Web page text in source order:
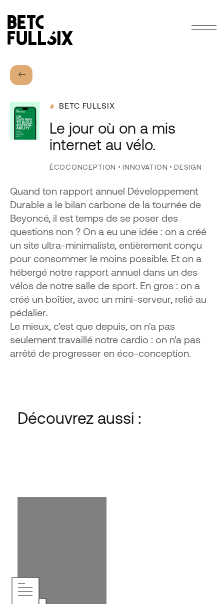
Lien vers la page d'accueil
BETC FULLSIX
Le jour où on a mis
internet au vélo.
ÉCOCONCEPTION •INNOVATION •DESIGN
Quand ton rapport annuel Développement
Durable a le bilan carbone de la tournée de
Beyoncé, il est temps de se poser des
questions non ? On a eu une idée : on a créé
un site ultra-minimaliste, entièrement conçu
pour consommer le moins possible. Et on a
hébergé notre rapport annuel dans un des
vélos de notre salle de sport. En gros : on a
créé un boîtier, avec un mini-serveur, relié au
pédalier.
Le mieux, c'est que depuis, on n'a pas
seulement travaillé notre cardio : on n'a pas
arrêté de progresser en éco-conception.
Découvrez aussi :